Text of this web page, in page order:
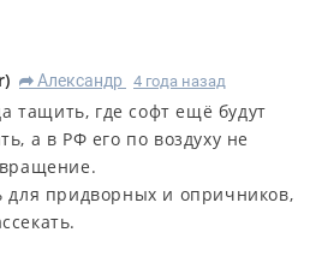
) R Александр 4 года назад
тащить, где софт ещё будут
а в РФ его по воздуху не
для придворных и опричников,